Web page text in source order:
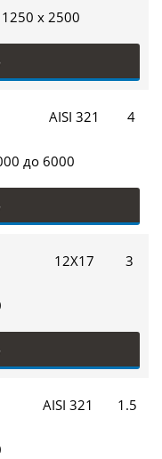
1250 x 2500
AISI 321 4
до 6000
12Х17 3
AISI 321 1.5